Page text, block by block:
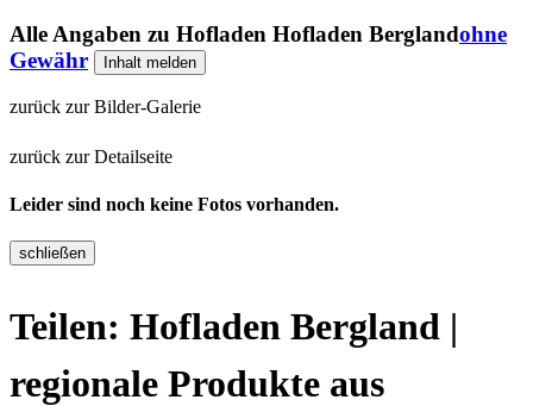
Alle Angaben zu Hofladen Hofladen Berglandohne
Gewähr
Inhalt melden
zurück zur Bilder-Galerie
zurück zur Detailseite
Leider sind noch keine Fotos vorhanden.
schließen
Teilen: Hofladen Bergland |
regionale Produkte aus